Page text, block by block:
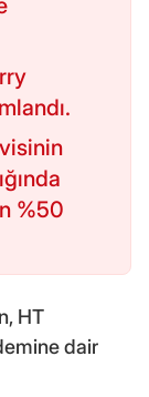
%50
HT
dair